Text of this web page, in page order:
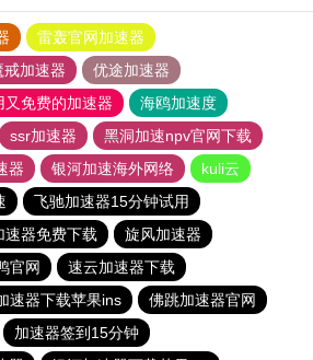
雷轰官网加速器
戒加速器
优途加速器
又免费的加速器
海鸥加速度
ssr加速器
黑洞加速npv官网下载
器
银河加速海外网络
kuli云
飞驰加速器15分钟试用
速器免费下载
旋风加速器
官网
速云加速器下载
速器下载苹果ins
佛跳加速器官网
加速器签到15分钟